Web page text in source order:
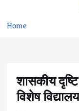
Home
शासकीय
विशेष